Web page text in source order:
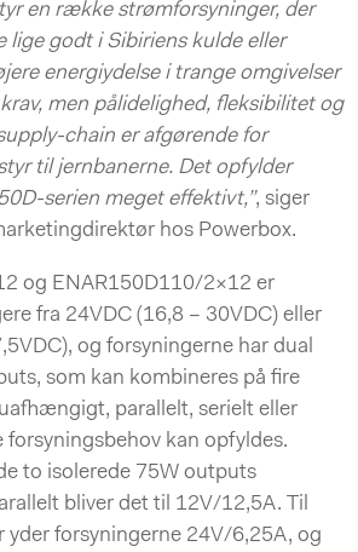
en række strømforsyninger, der
lige godt i Sibiriens kulde eller
energiydelse i trange omgivelser
men pålidelighed, fleksibilitet og
chain er afgørende for
til jernbanerne. Det opfylder
serien meget effektivt,”, siger
hos Powerbox.
og ENAR150D110/2×12 er
fra 24VDC (16,8 – 30VDC) eller
og forsyningerne har dual
som kan kombineres på fire
parallelt, serielt eller
forsyningsbehov kan opfyldes.
to isolerede 75W outputs
bliver det til 12V/12,5A. Til
forsyningerne 24V/6,25A, og